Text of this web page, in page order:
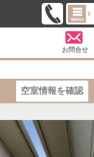
お問合せ
空室情報を確認